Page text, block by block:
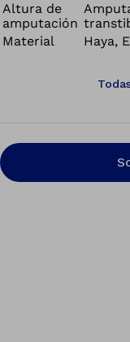
Altura de
amputación
Material
Haya,